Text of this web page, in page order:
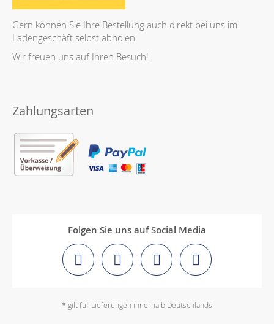
Gern können Sie Ihre Bestellung auch direkt bei uns im
Ladengeschäft selbst abholen.
Wir freuen uns auf Ihren Besuch!
Zahlungsarten
Folgen Sie uns auf Social Media
* gilt für Lieferungen innerhalb Deutschlands